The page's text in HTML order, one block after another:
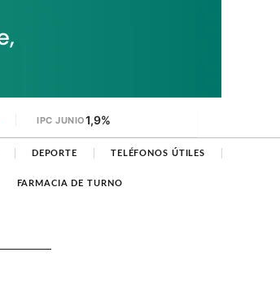
IPC JUNIO1,9%
DEPORTE TELÉFONOS ÚTILES
FARMACIA DE TURNO